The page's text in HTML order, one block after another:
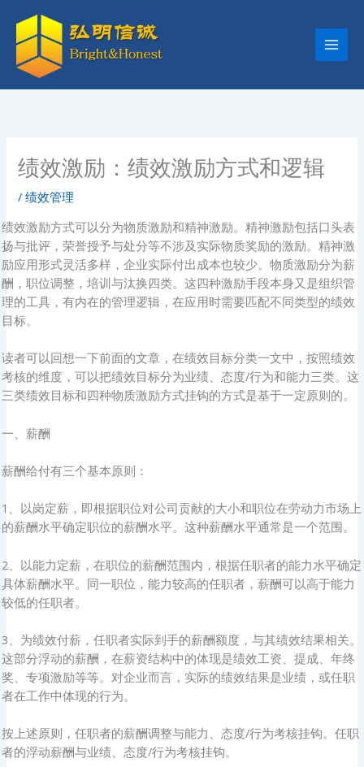
绩效激励：绩效激励方式和逻辑
/绩效管理
绩效激励方式可以分为物质激励和精神激励。精神激励包括口头表
扬与批评，荣誉授予与处分等不涉及实际物质奖励的激励。精神激
励应用形式灵活多样，企业实际付出成本也较少。物质激励分为薪
酬，职位调整，培训与汰换四类。这四种激励手段本身又是组织管
理的工具，有内在的管理逻辑，在应用时需要匹配不同类型的绩效
目标。
读者可以回想一下前面的文章，在绩效目标分类一文中，按照绩效
考核的维度，可以把绩效目标分为业绩、态度/行为和能力三类。这
三类绩效目标和四种物质激励方式挂钩的方式是基于一定原则的。
一、薪酬
薪酬给付有三个基本原则：
1、以岗定薪，即根据职位对公司贡献的大小和职位在劳动力市场上
的薪酬水平确定职位的薪酬水平。这种薪酬水平通常是一个范围。
2、以能力定薪，在职位的薪酬范围内，根据任职者的能力水平确定
具体薪酬水平。同一职位，能力较高的任职者，薪酬可以高于能力
较低的任职者。
3、为绩效付薪，任职者实际到手的薪酬额度，与其绩效结果相关。
这部分浮动的薪酬，在薪资结构中的体现是绩效工资、提成、年终
奖、专项激励等等。对企业而言，实际的绩效结果是业绩，或任职
者在工作中体现的行为。
按上述原则，任职者的薪酬调整与能力、态度/行为考核挂钩。任职
者的浮动薪酬与业绩、态度/行为考核挂钩。